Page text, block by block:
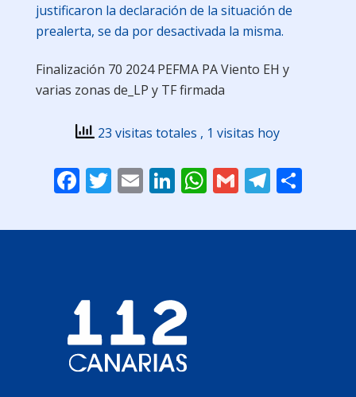
justificaron la declaración de la situación de
prealerta, se da por desactivada la misma.
Finalización 70 2024 PEFMA PA Viento EH y
varias zonas de_LP y TF firmada
23 visitas totales , 1 visitas hoy
Facebook
Twitter
EmailLinkedIn
WhatsApp
Gmail